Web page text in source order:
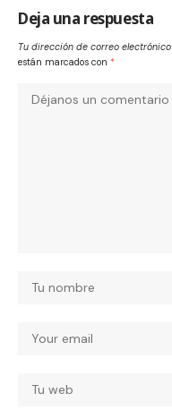
Deja una respuesta
Tu dirección de correo
están marcados con *